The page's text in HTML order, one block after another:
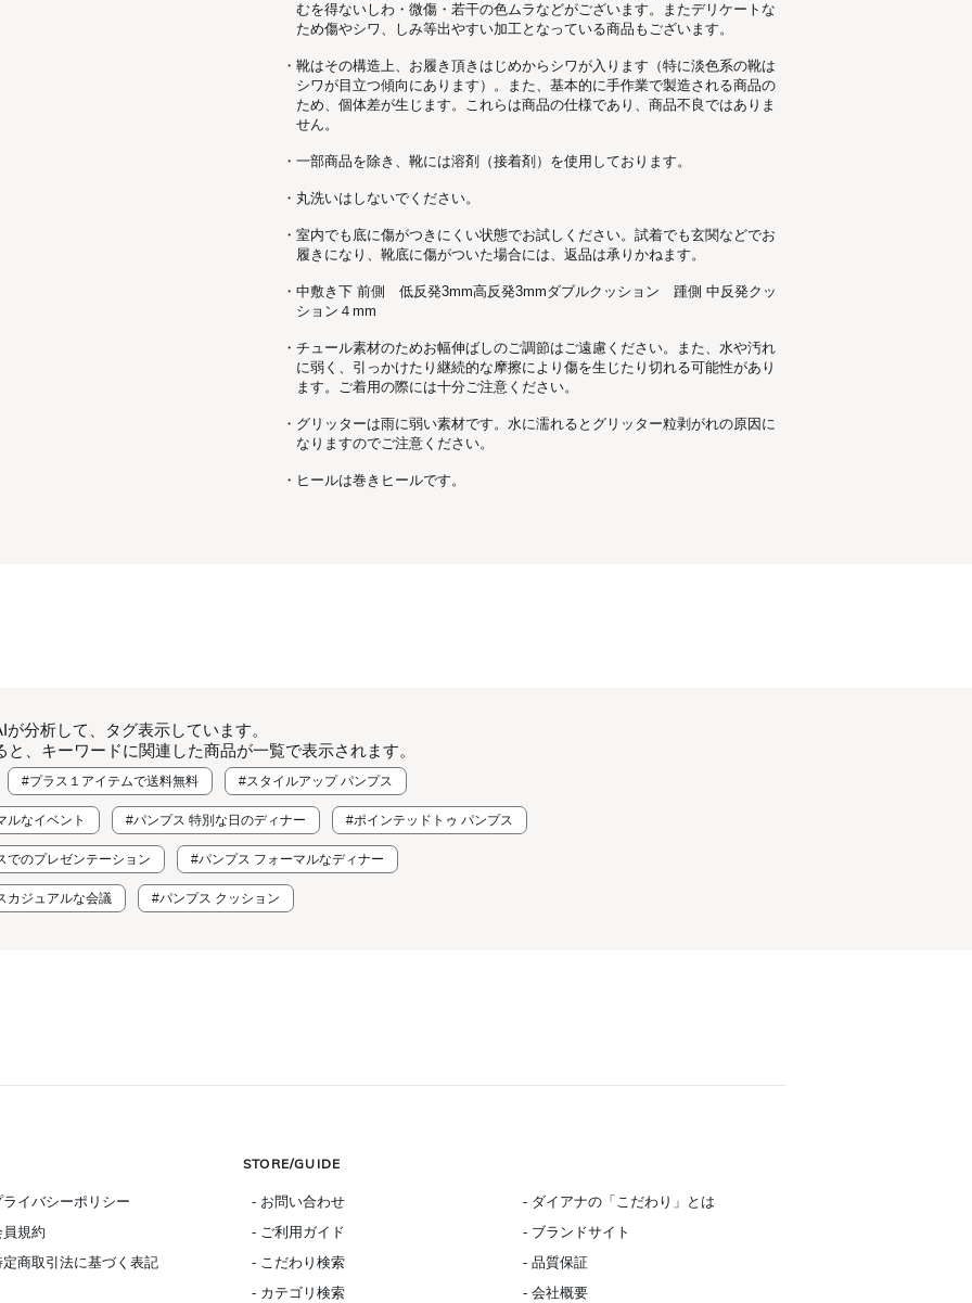
むを得ないしわ・微傷・若干の色ムラなどがございます。またデリケートな
ため傷やシワ、しみ等出やすい加工となっている商品もございます。
・靴はその構造上、お履き頂きはじめからシワが入ります（特に淡色系の靴は
シワが目立つ傾向にあります）。また、基本的に手作業で製造される商品の
ため、個体差が生じます。これらは商品の仕様であり、商品不良ではありま
せん。
・一部商品を除き、靴には溶剤（接着剤）を使用しております。
・丸洗いはしないでください。
・室内でも底に傷がつきにくい状態でお試しください。試着でも玄関などでお
履きになり、靴底に傷がついた場合には、返品は承りかねます。
・中敷き下 前側 低反発3mm高反発3mmダブルクッション 踵側 中反発クッ
ション４mm
・チュール素材のためお幅伸ばしのご調節はご遠慮ください。また、水や汚れ
に弱く、引っかけたり継続的な摩擦により傷を生じたり切れる可能性があり
ます。ご着用の際には十分ご注意ください。
・グリッターは雨に弱い素材です。水に濡れるとグリッター粒剥がれの原因に
なりますのでご注意ください。
・ヒールは巻きヒールです。
分析して、タグ表示しています。
と、キーワードに関連した商品が一覧で表示されます。
#プラス１アイテムで送料無料 #スタイルアップ パンプス
ルなイベント #パンプス 特別な日のディナー #ポインテッドトゥ パンプス
でのプレゼンテーション #パンプス フォーマルなディナー
カジュアルな会議 #パンプス クッション
ライバシーポリシー
員規約
定商取引法に基づく表記
STORE/GUIDE
- お問い合わせ
- ご利用ガイド
- こだわり検索
- カテゴリ検索
- ダイアナの「こだわり」とは
- ブランドサイト
- 品質保証
- 会社概要